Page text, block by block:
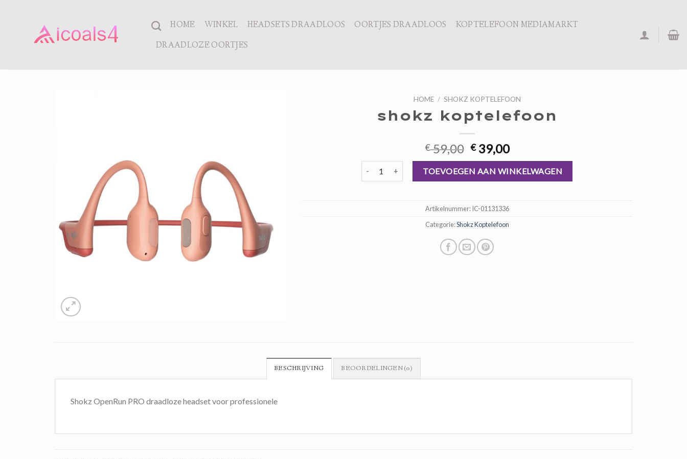
HOME WINKEL HEADSETS DRAADLOOS OORTJES DRAADLOOS
KOPTELEFOON MEDIAMARKT
DRAADLOZE OORTJES
HOME / SHOKZ KOPTELEFOON
shokz koptelefoon
€59,00 Oorspronkelijke
prijs
was:
€ 59,00.
€39,00Huidige
prijs
is:
€ 39,00.
shokz koptelefoon aantalTOEVOEGEN AAN WINKELWAGEN
Artikelnummer:IC-01131336
Categorie:Shokz Koptelefoon
BESCHRIJVING BEOORDELINGEN (0)
Shokz OpenRun PRO draadloze headset voor professionele